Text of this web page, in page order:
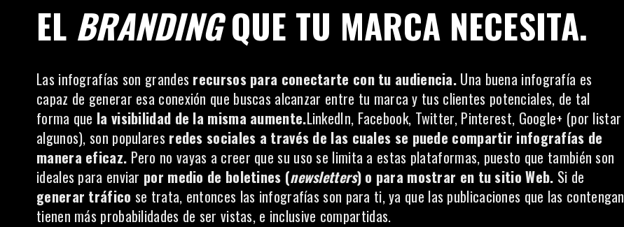
EL BRANDINGQUE TU MARCA NECESITA.
Las infografías son grandes recursos para conectarte con tu audiencia. Una buena infografía es
capaz de generar esa conexión que buscas alcanzar entre tu marca y tus clientes potenciales, de tal
forma que la visibilidad de la misma aumente.LinkedIn, Facebook, Twitter, Pinterest, Google+ (por listar
algunos), son populares redes sociales a través de las cuales se puede compartir infografías de
manera eficaz. Pero no vayas a creer que su uso se limita a estas plataformas, puesto que también son
ideales para enviar por medio de boletines (newsletters) o para mostrar en tu sitio Web. Si de
generar tráfico se trata, entonces las infografías son para ti, ya que las publicaciones que las contengan
tienen más probabilidades de ser vistas, e inclusive compartidas.